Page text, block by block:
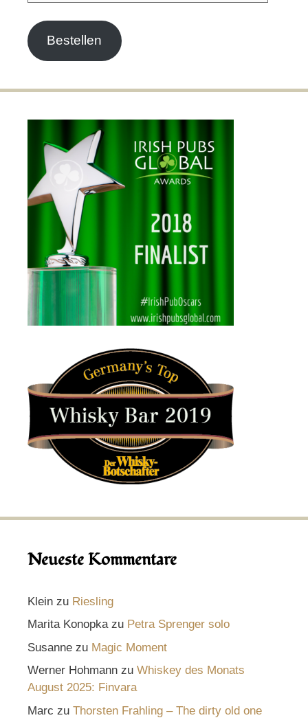
Bestellen
Neueste Kommentare
Klein zu Riesling
Marita Konopkazu Petra Sprenger solo
Susanne zu Magic Moment
Werner Hohmann zu Whiskey des Monats
August 2025: Finvara
Marc zu Thorsten Frahling – The dirty old one